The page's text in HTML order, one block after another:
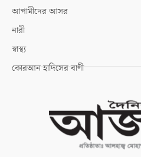
আগামীদের আসর
নারী
স্বাস্থ্য
কোরআন হাদিসের বাণী